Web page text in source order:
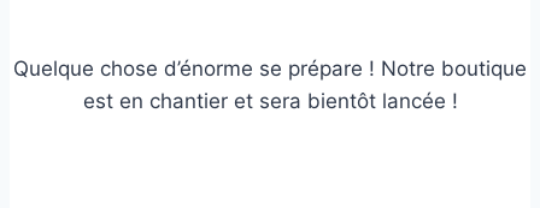
Quelque chose d’énorme se prépare ! Notre boutique
est en chantier et sera bientôt lancée !